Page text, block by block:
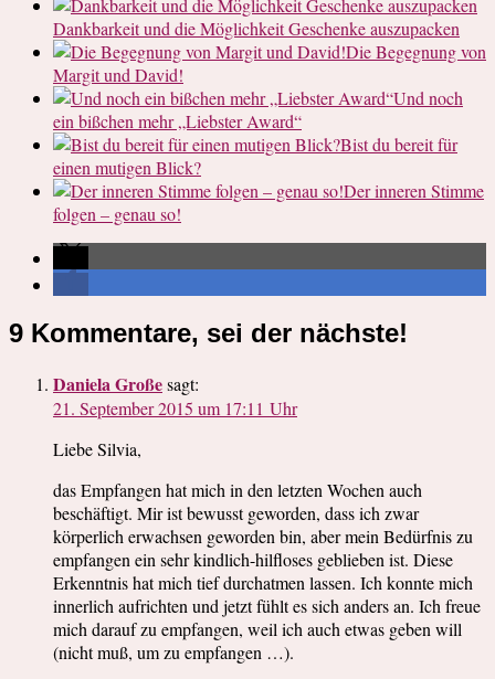
Dankbarkeit und die Möglichkeit Geschenke auszupacken
Die Begegnung von
Margit und David!
Und noch
ein bißchen mehr „Liebster Award“
Bist du bereit für
einen mutigen Blick?
Der inneren Stimme
folgen – genau so!
9 Kommentare, sei der nächste!
Daniela Großesagt:
21. September 2015 um 17:11 Uhr
Liebe Silvia,
das Empfangen hat mich in den letzten Wochen auch
beschäftigt. Mir ist bewusst geworden, dass ich zwar
körperlich erwachsen geworden bin, aber mein Bedürfnis zu
empfangen ein sehr kindlich-hilfloses geblieben ist. Diese
Erkenntnis hat mich tief durchatmen lassen. Ich konnte mich
innerlich aufrichten und jetzt fühlt es sich anders an. Ich freue
mich darauf zu empfangen, weil ich auch etwas geben will
(nicht muß, um zu empfangen …).